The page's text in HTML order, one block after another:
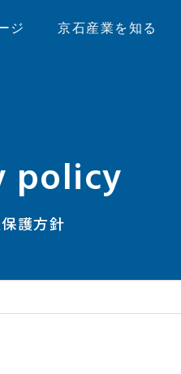
ジ 京石産業を知る
policy
護方針